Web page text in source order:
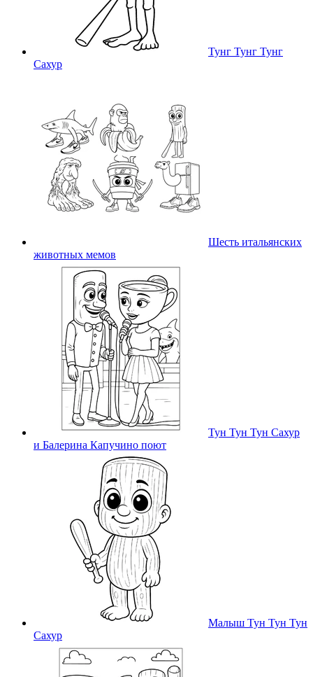
Тунг Тунг Тунг
Сахур
Шесть итальянских
животных мемов
Тун Тун Тун Сахур
и Балерина Капучино поют
Малыш Тун Тун Тун
Сахур